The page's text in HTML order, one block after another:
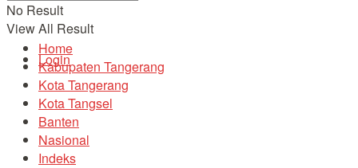
No Result
View All Result
Login
Home
Kabupaten Tangerang
Kota Tangerang
Kota Tangsel
Banten
Nasional
Indeks